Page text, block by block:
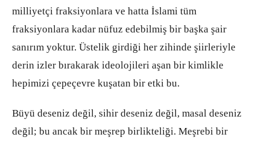
milliyetçi fraksiyonlara ve hatta İslami tüm
fraksiyonlara kadar nüfuz edebilmiş bir başka şair
sanırım yoktur. Üstelik girdiği her zihinde şiirleriyle
derin izler bırakarak ideolojileri aşan bir kimlikle
hepimizi çepeçevre kuşatan bir etki bu.
Büyü deseniz değil, sihir deseniz değil, masal deseniz
değil; bu ancak bir meşrep birlikteliği. Meşrebi bir